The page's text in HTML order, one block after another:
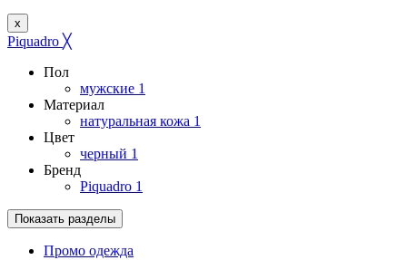
x
Piquadro ╳
Пол
мужские 1
Материал
натуральная кожа 1
Цвет
черный 1
Бренд
Piquadro 1
Показать разделы
Промо одежда